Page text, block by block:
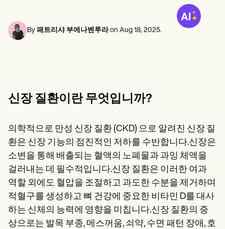
Resources
블로그
Procedure Codes
슈퍼빌 템플릿
치료 계획 템플릿
Informed Consent Form
Social Work Treatment Plans
DAR Note Template
Patient Visit Summary Template
Help Center
Demos
Training Hub
Webinars
Switch to Carepatron
Become a Partner
By 패트리샤 부에나벤투라 on Aug 18, 2025.
신장 질환이란 무엇입니까?
의학적으로 만성 신장 질환 (CKD) 으로 알려진 신장 질
환은 신장 기능의 점진적인 저하를 수반합니다.신장은
소변을 통해 배출되는 혈액의 노폐물과 과잉 체액을
걸러내는 데 필수적입니다.신장 질환은 이러한 여과
역할 외에도 혈압을 조절하고 과도한 수분을 제거하며
적혈구를 생성하고 뼈 건강에 중요한 비타민 D를 대사
하는 신체의 능력에 영향을 미칩니다.신장 질환의 증
상으로는 발목 부종, 메스꺼움, 쇠약, 수면 패턴 장애, 호